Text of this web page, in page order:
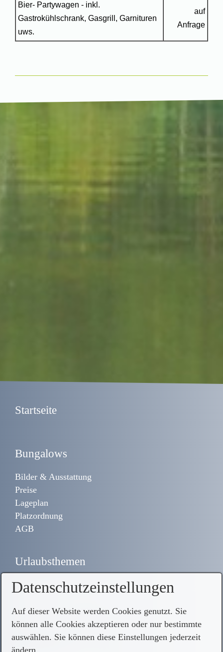
Bier- Partywagen - inkl.
Gastrokühlschrank, Gasgrill, Garnituren
uws.
auf
Anfrage
Startseite
Bungalows
Bilder & Ausstattung
Preise
Lageplan
Platzordnung
AGB
Urlaubsthemen
Familienurlaub
Urlaub mit Hund
Ausflugsziele
Datenschutzeinstellungen
Auf dieser Website werden Cookies genutzt. Sie
können alle Cookies akzeptieren oder nur bestimmte
auswählen. Sie können diese Einstellungen jederzeit